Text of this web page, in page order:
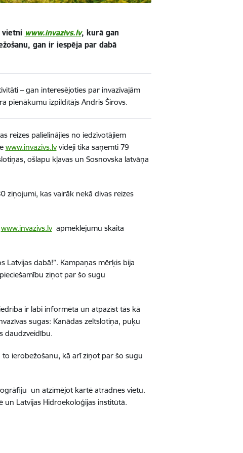
vietni www.invazivs.lv, kurā gan
gan ir iespēja par dabā
– gan interesējoties par invazīvajām
pienākumu izpildītājs Andris Širovs.
reizes palielinājies no iedzīvotājiem
www.invazivs.lvvidēji tika saņemti 79
ošlapu kļavas un Sosnovska latvāņa
ziņojumi, kas vairāk nekā divas reizes
www.invazivs.lvapmeklējumu skaita
Latvijas dabā!”. Kampaņas mērķis bija
ziņot par šo sugu
ir labi informēta un atpazīst tās kā
sugas: Kanādas zeltslotiņa, puķu
daudzveidību.
to ierobežošanu, kā arī ziņot par šo sugu
un atzīmējot kartē atradnes vietu.
un Latvijas Hidroekoloģijas institūtā.